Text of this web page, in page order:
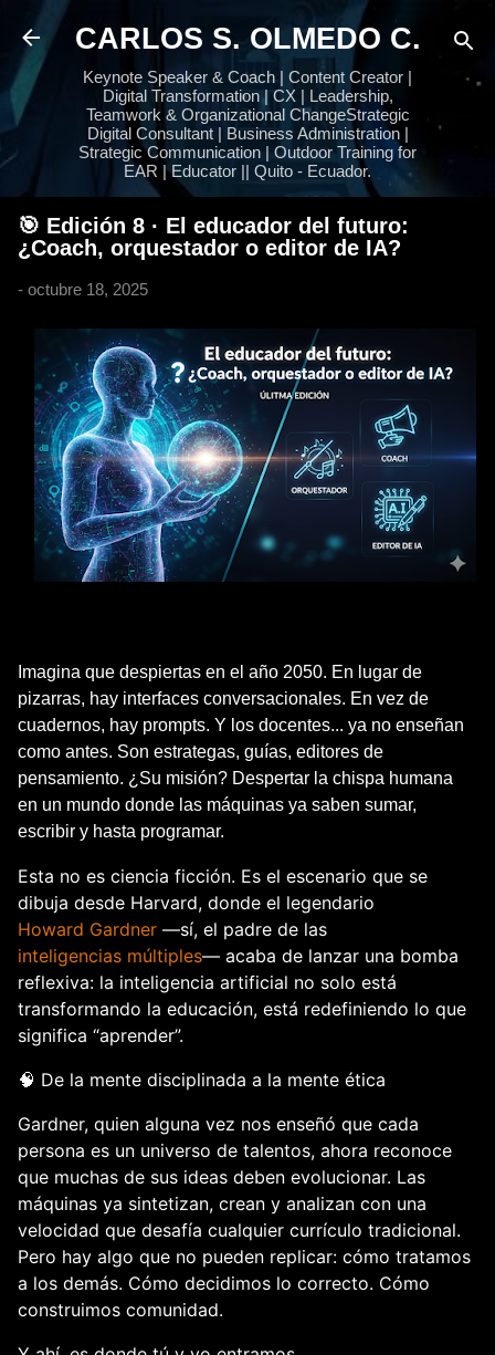
Ir al contenido principal
CARLOS S. OLMEDO C.
Keynote Speaker & Coach | Content Creator |
Digital Transformation | CX | Leadership,
Teamwork & Organizational ChangeStrategic
Digital Consultant | Business Administration |
Strategic Communication | Outdoor Training for
EAR | Educator || Quito - Ecuador.
🎯 Edición 8 · El educador del futuro:
¿Coach, orquestador o editor de IA?
- octubre 18, 2025
Imagina que despiertas en el año 2050. En lugar de
pizarras, hay interfaces conversacionales. En vez de
cuadernos, hay prompts. Y los docentes... ya no enseñan
como antes. Son estrategas, guías, editores de
pensamiento. ¿Su misión? Despertar la chispa humana
en un mundo donde las máquinas ya saben sumar,
escribir y hasta programar.
Esta no es ciencia ficción. Es el escenario que se
dibuja desde Harvard, donde el legendario
Howard Gardner —sí, el padre de las
inteligencias múltiples— acaba de lanzar una bomba
reflexiva: la inteligencia artificial no solo está
transformando la educación, está redefiniendo lo que
significa “aprender”.
🧠 De la mente disciplinada a la mente ética
Gardner, quien alguna vez nos enseñó que cada
persona es un universo de talentos, ahora reconoce
que muchas de sus ideas deben evolucionar. Las
máquinas ya sintetizan, crean y analizan con una
velocidad que desafía cualquier currículo tradicional.
Pero hay algo que no pueden replicar: cómo tratamos
a los demás. Cómo decidimos lo correcto. Cómo
construimos comunidad.